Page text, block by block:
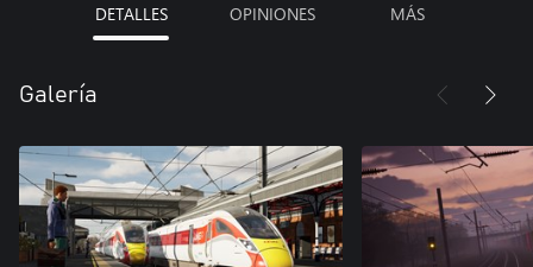
DETALLES OPINIONES MÁS
Galería